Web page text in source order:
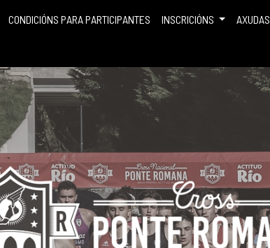
CONDICIÓNS PARA PARTICIPANTES INSCRICIÓNS AXUDAS